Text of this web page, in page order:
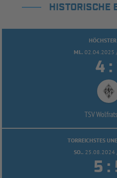
HISTORISCHE
MI.. 02.04.2025
 :
TSV
TORREICHSTES
SO.. 25.08.2024
 :